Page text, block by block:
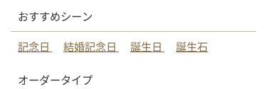
おすすめシーン
記念日
結婚記念日 誕生日 誕生石
オーダータイプ